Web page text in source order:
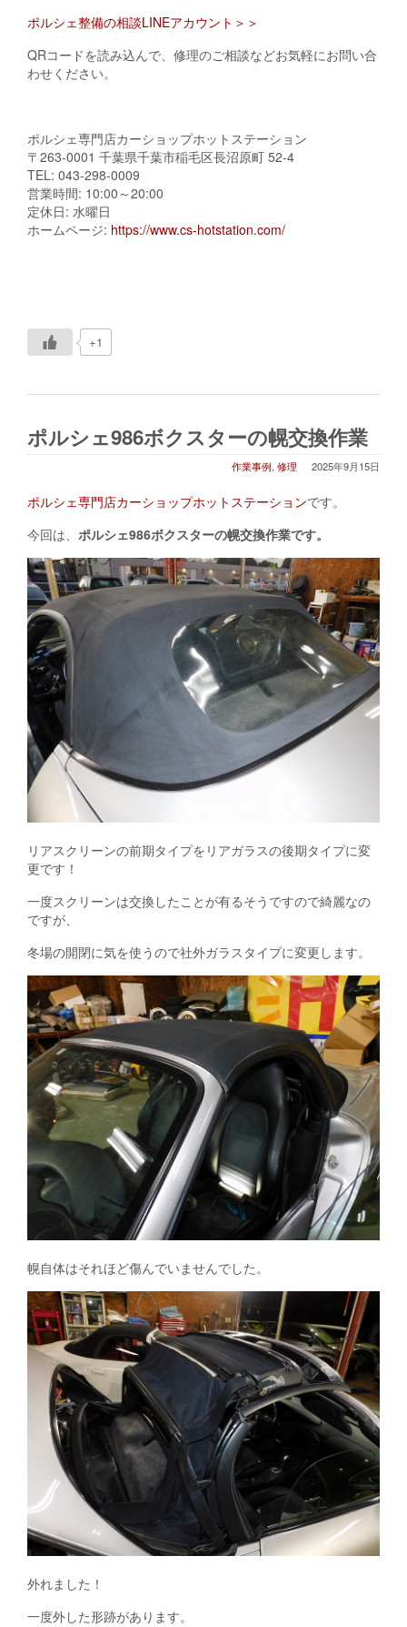
ポルシェ整備の相談LINEアカウント＞＞
QRコードを読み込んで、修理のご相談などお気軽にお問い合
わせください。
ポルシェ専門店カーショップホットステーション
〒263-0001 千葉県千葉市稲毛区長沼原町 52-4
TEL: 043-298-0009
営業時間: 10:00～20:00
定休日: 水曜日
ホームページ: https://www.cs-hotstation.com/
+1
ポルシェ986ボクスターの幌交換作業
2025年9月15日
作業事例,修理
ポルシェ専門店カーショップホットステーションです。
今回は、 ポルシェ986ボクスターの幌交換作業です。
リアスクリーンの前期タイプをリアガラスの後期タイプに変
更です！
一度スクリーンは交換したことが有るそうですので綺麗なの
ですが、
冬場の開閉に気を使うので社外ガラスタイプに変更します。
幌自体はそれほど傷んでいませんでした。
外れました！
一度外した形跡があります。